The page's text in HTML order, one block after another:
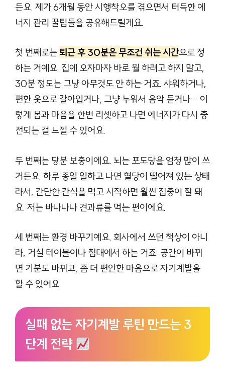
든요. 제가 6개월 동안 시행착오를 겪으면서 터득한 에
너지 관리 꿀팁들을 공유해드릴게요.
첫 번째로는 퇴근 후 30분은 무조건 쉬는 시간으로 정
하는 거예요. 집에 오자마자 바로 뭘 하려고 하지 말고,
30분 정도는 그냥 아무것도 안 하는 거죠. 샤워하거나,
편한 옷으로 갈아입거나, 그냥 누워서 음악 듣거나… 이
렇게 몸과 마음을 한번 리셋하고 나면 에너지가 다시 충
전되는 걸 느낄 수 있어요.
두 번째는 당분 보충이에요. 뇌는 포도당을 엄청 많이 쓰
거든요. 하루 종일 일하고 나면 혈당이 떨어져 있는 상태
라서, 간단한 간식을 먹고 시작하면 훨씬 집중이 잘 돼
요. 저는 바나나나 견과류를 먹는 편이에요.
세 번째는 환경 바꾸기예요. 회사에서 쓰던 책상이 아니
라, 거실 테이블이나 침대에서 하는 거죠. 공간이 바뀌
면 기분도 바뀌고, 좀 더 편안한 마음으로 자기계발을
할 수 있어요.
실패 없는 자기계발 루틴 만드는 3
단계 전략